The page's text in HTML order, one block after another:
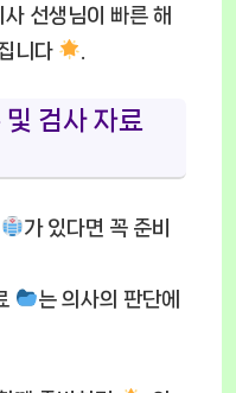
사 선생님이 빠른 해
니다
검사 자료
가 있다면 꼭 준비
는 의사의 판단에